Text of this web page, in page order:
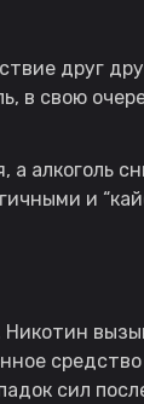
друг
в свою
алкоголь
и
сил